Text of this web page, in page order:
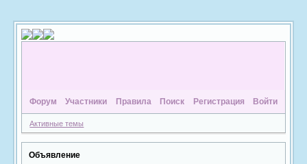
Форум Участники Правила Поиск Регистрация Войти
Активные темы
Объявление